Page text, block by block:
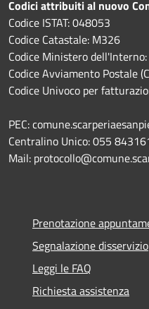
Codici attribuiti al nuovo
Codice ISTAT: 048053
Codice Catastale: M326
Codice Ministero
Codice Avviamento Postale
Codice Univoco per
PEC:
Centralino Unico: 055
Mail:
Prenotazione
Segnalazione disservizio
Leggi le FAQ
Richiesta assistenza